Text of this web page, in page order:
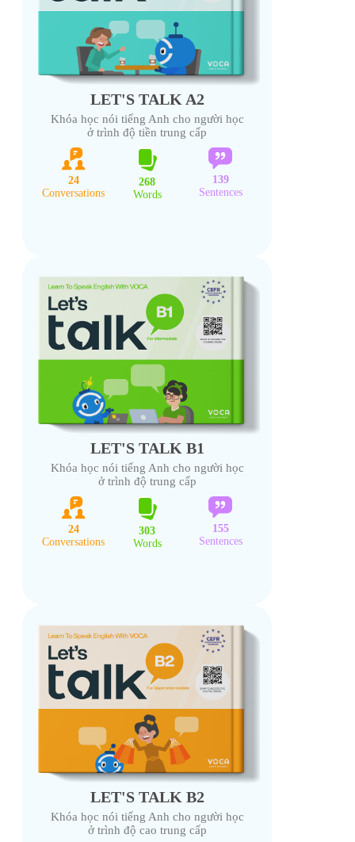
LET'S TALK A2
Khóa học nói tiếng Anh cho người học
ở trình độ tiền trung cấp
24
Conversations
268
Words
139
Sentences
LET'S TALK B1
Khóa học nói tiếng Anh cho người học
ở trình độ trung cấp
24
Conversations
303
Words
155
Sentences
LET'S TALK B2
Khóa học nói tiếng Anh cho người học
ở trình độ cao trung cấp